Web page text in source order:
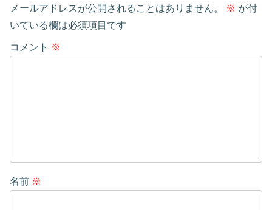
メールアドレスが公開されることはありません。 ※ が付
いている欄は必須項目です
コメント ※
名前 ※